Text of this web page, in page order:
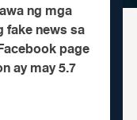
ng mga
fake news sa
page
ay may 5.7